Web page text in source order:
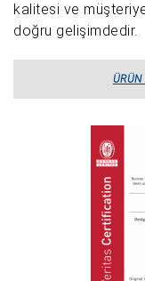
kalitesi ve
doğru gelişimdedir.
ÜRÜN